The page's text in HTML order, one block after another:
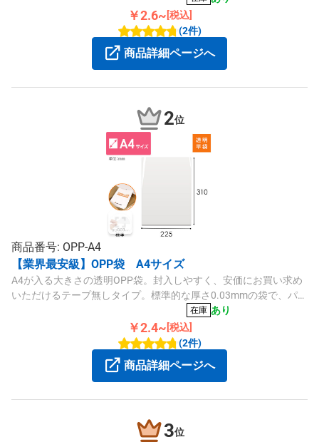
￥2.6~ [税込]
(2件)
商品詳細ページへ
2位
商品番号: OPP-A4
【業界最安級】OPP袋 A4サイズ
A4が入る大きさの透明OPP袋。封入しやすく、安価にお買い求め
いただけるテープ無しタイプ。標準的な厚さ0.03mmの袋で、パリ
ッとした質感や透明度の高さが特徴です。ラッピングや商品梱
包、同封書類の保護などにいかがでしょうか。
在庫 あり
￥2.4~ [税込]
(2件)
商品詳細ページへ
3位